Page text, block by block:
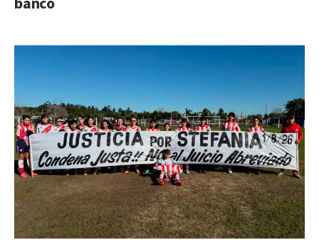
banco